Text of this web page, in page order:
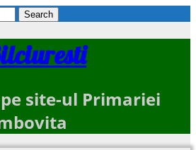
site-ul Primariei